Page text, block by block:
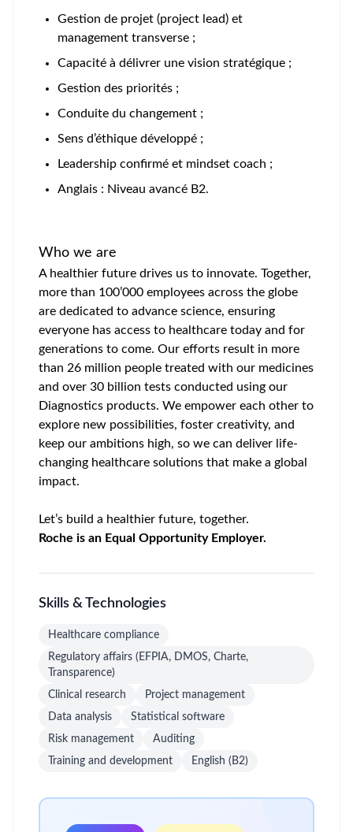
Gestion de projet (project lead) et
management transverse ;
Capacité à délivrer une vision stratégique ;
Gestion des priorités ;
Conduite du changement ;
Sens d’éthique développé ;
Leadership confirmé et mindset coach ;
Anglais : Niveau avancé B2.
Who we are
A healthier future drives us to innovate. Together,
more than 100’000 employees across the globe
are dedicated to advance science, ensuring
everyone has access to healthcare today and for
generations to come. Our efforts result in more
than 26 million people treated with our medicines
and over 30 billion tests conducted using our
Diagnostics products. We empower each other to
explore new possibilities, foster creativity, and
keep our ambitions high, so we can deliver life-
changing healthcare solutions that make a global
impact.
Let’s build a healthier future, together.
Roche is an Equal Opportunity Employer.
Skills & Technologies
Healthcare compliance
Regulatory affairs (EFPIA, DMOS, Charte,
Transparence)
Clinical research
Project management
Data analysis
Statistical software
Risk management
Auditing
Training and development
English (B2)